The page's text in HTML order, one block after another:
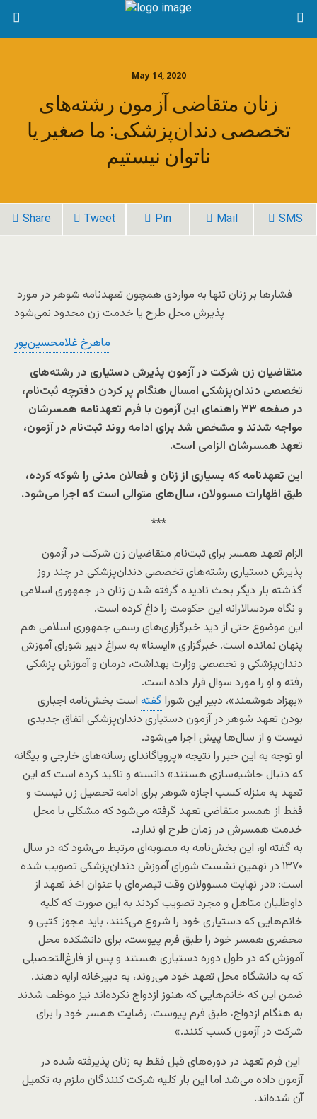
May 14, 2020
زنان متقاضی آزمون رشته‌های
تخصصی دندان‌پزشکی: ما صغیر یا
ناتوان نیستیم
Share Tweet Pin Mail SMS
پذیرش محل طرح یا خدمت زن محدود نمی‌شود
ماهرخ غلامحسین‌پور
متقاضیان زن شرکت در آزمون پذیرش دستیاری در رشته‌های
تخصصی دندان‌پزشکی امسال هنگام پر کردن دفترچه ثبت‌نام،
در صفحه ۳۳ راهنمای این آزمون با فرم تعهدنامه همسرشان
مواجه شدند و مشخص شد برای ادامه روند ثبت‌نام در آزمون،
تعهد همسرشان الزامی است.
این تعهدنامه که بسیاری از زنان و فعالان مدنی را شوکه کرده،
طبق اظهارات مسوولان، سال‌های متوالی است که اجرا می‌شود.
***
الزام تعهد همسر برای ثبت‌نام متقاضیان زن شرکت در آزمون
پذیرش دستیاری رشته‌های تخصصی دندان‌پزشکی در چند روز
گذشته بار دیگر بحث نادیده گرفته شدن زنان در جمهوری اسلامی
و نگاه مردسالارانه این حکومت را داغ کرده است.
این موضوع حتی از دید خبرگزاری‌های رسمی جمهوری اسلامی هم
پنهان نمانده است. خبرگزاری «ایسنا» به سراغ دبیر شورای آموزش
دندان‌پزشکی و تخصصی وزارت بهداشت، درمان و آموزش پزشکی
رفته و او را مورد سوال قرار داده است.
«بهزاد هوشمند»، دبیر این شورا گفته است بخش‌نامه اجباری
بودن تعهد شوهر در آزمون دستیاری دندان‌پزشکی اتفاق جدیدی
نیست و از سال‌ها پیش اجرا می‌شود.
او توجه به این خبر را نتیجه «پروپاگاندای رسانه‌های خارجی و بیگانه
که دنبال حاشیه‌سازی هستند» دانسته و تاکید کرده است که این
تعهد به منزله کسب اجازه شوهر برای ادامه تحصیل زن نیست و
فقط از همسر متقاضی تعهد گرفته می‌شود که مشکلی با محل
خدمت همسرش در زمان طرح او ندارد.
به گفته او، این بخش‌نامه به مصوبه‌ای مرتبط می‌شود که در سال
۱۳۷۰ در نهمین نشست شورای آموزش دندان‌پزشکی تصویب شده
است: «در نهایت مسوولان وقت تبصره‌ای با عنوان اخذ تعهد از
داوطلبان متاهل و مجرد تصویب کردند به این صورت که کلیه
خانم‌هایی که دستیاری خود را شروع می‌کنند، باید مجوز کتبی و
محضری همسر خود را طبق فرم پیوست، برای دانشکده محل
آموزش که در طول دوره دستیاری هستند و پس از فارغ‌التحصیلی
که به دانشگاه محل تعهد خود می‌روند، به دبیرخانه ارایه دهند.
ضمن این که خانم‌هایی که هنوز ازدواج نکرده‌اند نیز موظف شدند
به هنگام ازدواج، طبق فرم پیوست، رضایت همسر خود را برای
شرکت در آزمون کسب کنند.»
این فرم تعهد در دوره‌های قبل فقط به زنان پذیرفته شده در
آزمون داده می‌شد اما این بار کلیه شرکت کنندگان ملزم به تکمیل
آن شده‌اند.